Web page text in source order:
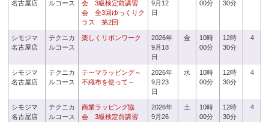
名古屋店
ルコース
会 3級検定前講習
会 全3回ゆっくりク
ラス 第2回
9月12
日
00分
30分
シモジマ
名古屋店
テクニカ
ルコース
楽しくリボンワーク
2026年
9月18
日
金
10時
00分
12時
30分
4
シモジマ
名古屋店
テクニカ
ルコース
テーマラッピング～
不織布を使って～
2026年
9月23
日
水
10時
00分
12時
30分
4
シモジマ
名古屋店
テクニカ
ルコース
商業ラッピング協
会 3級検定前講習
2026年
9月26
土
10時
00分
12時
30分
4